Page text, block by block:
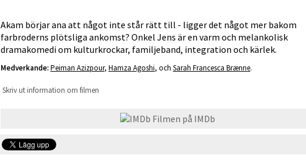
Akam börjar ana att något inte står rätt till - ligger det något mer bakom
farbroderns plötsliga ankomst? Onkel Jens är en varm och melankolisk
dramakomedi om kulturkrockar, familjeband, integration och kärlek.
Medverkande:Peiman Azizpour, Hamza Agoshi, och Sarah Francesca Brænne.
Skriv ut information om filmen
Filmen på IMDb